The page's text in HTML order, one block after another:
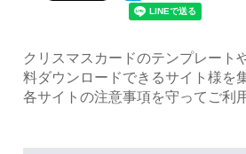
クリスマスカードのテンプレート
料ダウンロードできるサイト様を
各サイトの注意事項を守ってご利